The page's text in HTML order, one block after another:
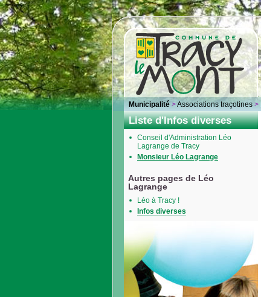
Municipalité >Associations traçotines >
Liste d'Infos diverses
Conseil d'Administration Léo
Lagrange de Tracy
Monsieur Léo Lagrange
Autres pages de Léo
Lagrange
Léo à Tracy !
Infos diverses